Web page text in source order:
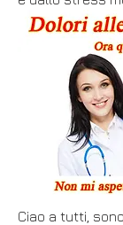
Ciao a tutti,